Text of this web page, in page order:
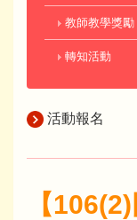
教師教學獎勵
轉知活動
活動報名
【